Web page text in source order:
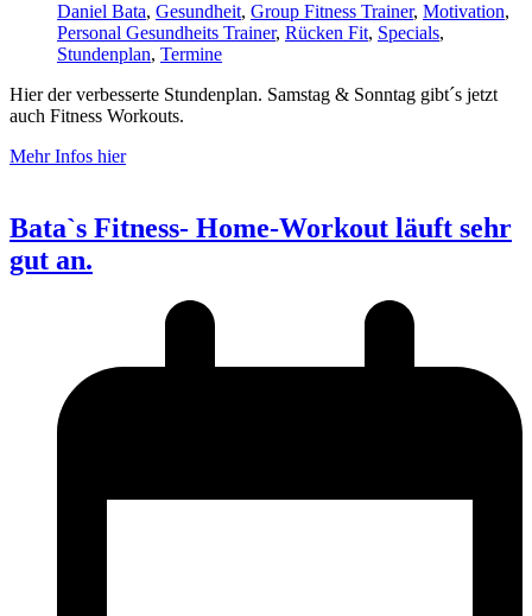
Daniel Bata, Gesundheit, Group Fitness Trainer, Motivation,
Personal Gesundheits Trainer, Rücken Fit, Specials,
Stundenplan, Termine
Hier der verbesserte Stundenplan. Samstag & Sonntag gibt´s jetzt
auch Fitness Workouts.
Mehr Infos hier
Bata`s Fitness- Home-Workout läuft sehr
gut an.